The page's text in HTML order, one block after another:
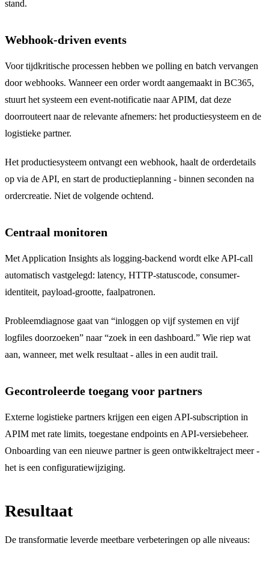
stand.
Webhook-driven events
Voor tijdkritische processen hebben we polling en batch vervangen
door webhooks. Wanneer een order wordt aangemaakt in BC365,
stuurt het systeem een event-notificatie naar APIM, dat deze
doorrouteert naar de relevante afnemers: het productiesysteem en de
logistieke partner.
Het productiesysteem ontvangt een webhook, haalt de orderdetails
op via de API, en start de productieplanning - binnen seconden na
ordercreatie. Niet de volgende ochtend.
Centraal monitoren
Met Application Insights als logging-backend wordt elke API-call
automatisch vastgelegd: latency, HTTP-statuscode, consumer-
identiteit, payload-grootte, faalpatronen.
Probleemdiagnose gaat van “inloggen op vijf systemen en vijf
logfiles doorzoeken” naar “zoek in een dashboard.” Wie riep wat
aan, wanneer, met welk resultaat - alles in een audit trail.
Gecontroleerde toegang voor partners
Externe logistieke partners krijgen een eigen API-subscription in
APIM met rate limits, toegestane endpoints en API-versiebeheer.
Onboarding van een nieuwe partner is geen ontwikkeltraject meer -
het is een configuratiewijziging.
Resultaat
De transformatie leverde meetbare verbeteringen op alle niveaus: